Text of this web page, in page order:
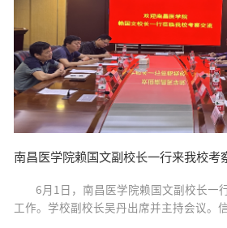
南昌医学院赖国文副校长一行来我校考
6月1日，南昌医学院赖国文副校长一
工作。学校副校长吴丹出席并主持会议。